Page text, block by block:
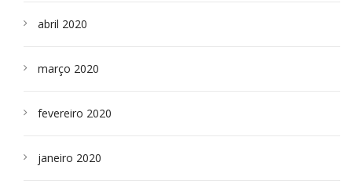
abril 2020
março 2020
fevereiro 2020
janeiro 2020